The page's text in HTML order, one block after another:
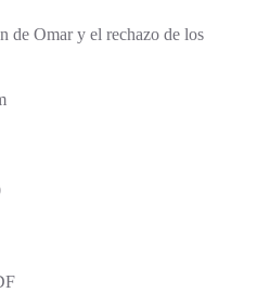
de Omar y el rechazo de los